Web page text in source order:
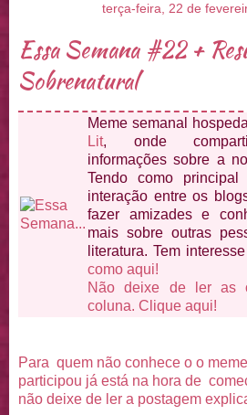
terça-feira, 22 de
Essa Semana #22 +
Sobrenatural
Meme semanal
Lit, onde
informações sobre a
Tendo como
interação entre os
fazer amizades e
mais sobre outras
literatura. Tem
como aqui!
Não deixe de ler as
coluna. Clique aqui!
Para quem não conhece o o
participou já está na hora de
não deixe de ler a postagem